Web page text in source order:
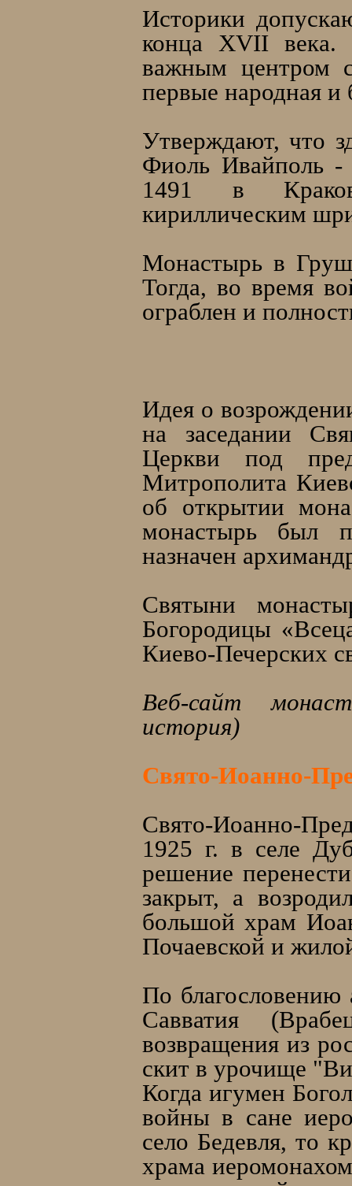
Историки
конца XVII века.
важным центром
первые народная и
Утверждают, что
Фиоль Ивайполь -
1491 в
кириллическим
Монастырь в
Тогда, во время
ограблен и
Идея о
на заседании
Церкви под
Митрополита
об открытии
монастырь был
назначен
Святыни
Богородицы
Киево-Печерских
Веб-сайт
история)
Свято-Иоанно-
Свято-Иоанно-
1925 г. в селе
решение
закрыт, а
большой храм
Почаевской и
По благословению
Савватия
возвращения из
скит в урочище
Когда игумен
войны в сане
село Бедевля, то
храма